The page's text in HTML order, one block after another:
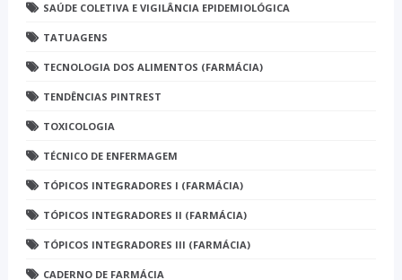
SAÚDE COLETIVA E VIGILÂNCIA EPIDEMIOLÓGICA
TATUAGENS
TECNOLOGIA DOS ALIMENTOS (FARMÁCIA)
TENDÊNCIAS PINTREST
TOXICOLOGIA
TÉCNICO DE ENFERMAGEM
TÓPICOS INTEGRADORES I (FARMÁCIA)
TÓPICOS INTEGRADORES II (FARMÁCIA)
TÓPICOS INTEGRADORES III (FARMÁCIA)
CADERNO DE FARMÁCIA